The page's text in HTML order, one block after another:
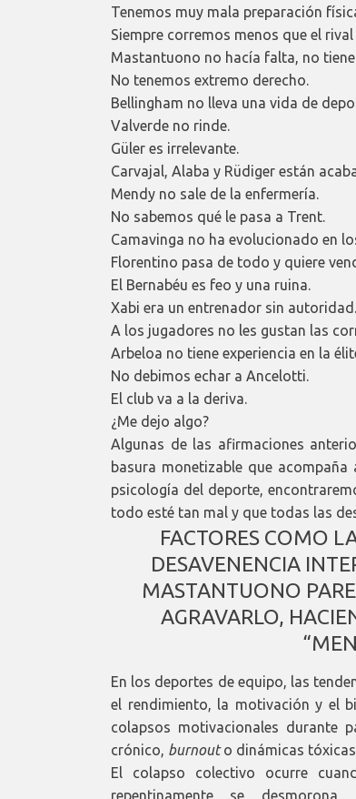
Tenemos muy mala preparación
Siempre corremos menos que el rival
Mastantuono no hacía falta, no tiene
No tenemos extremo derecho.
Bellingham no lleva una vida de
Valverde no rinde.
Güler es irrelevante.
Carvajal, Alaba y Rüdiger están
Mendy no sale de la enfermería.
No sabemos qué le pasa a Trent.
Camavinga no ha evolucionado en
Florentino pasa de todo y quiere
El Bernabéu es feo y una ruina.
Xabi era un entrenador sin autoridad.
A los jugadores no les gustan las
Arbeloa no tiene experiencia en la
No debimos echar a Ancelotti.
El club va a la deriva.
¿Me dejo algo?
Algunas de las afirmaciones
basura monetizable que
psicología del deporte,
todo esté tan mal y que todas las
FACTORES COMO
DESAVENENCIA
MASTANTUONO
AGRAVARLO,
En los deportes de equipo, las
el rendimiento, la motivación y el
colapsos motivacionales durante
crónico, burnouto dinámicas
El colapso colectivo ocurre
repentinamente se